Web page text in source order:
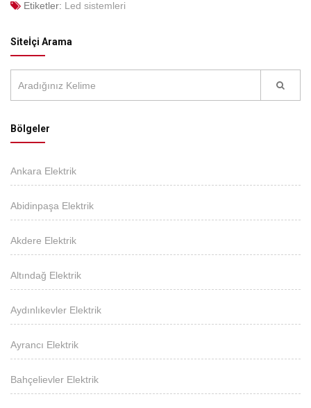
Etiketler: Led sistemleri
Siteİçi Arama
Bölgeler
Ankara Elektrik
Abidinpaşa Elektrik
Akdere Elektrik
Altındağ Elektrik
Aydınlıkevler Elektrik
Ayrancı Elektrik
Bahçelievler Elektrik